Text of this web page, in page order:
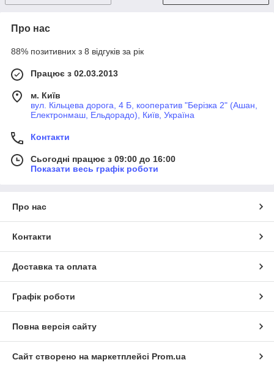
Про нас
88% позитивних з 8 відгуків за рік
Працює з 02.03.2013
м. Київ
вул. Кільцева дорога, 4 Б, кооператив "Берізка 2" (Ашан,
Електронмаш, Ельдорадо), Київ, Україна
Контакти
Сьогодні працює з 09:00 до 16:00
Показати весь графік роботи
Про нас
Контакти
Доставка та оплата
Графік роботи
Повна версія сайту
Сайт створено на маркетплейсі Prom.ua